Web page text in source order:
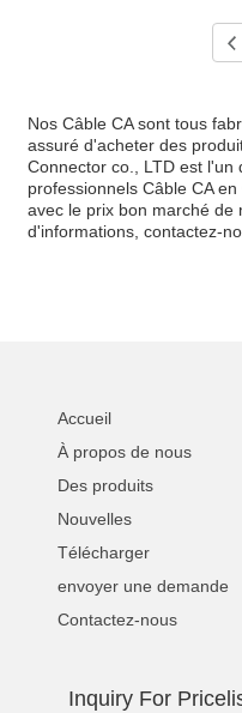
Nos Câble CA sont tous
assuré d'acheter des
Connector co., LTD est
professionnels Câble CA
avec le prix bon marché de
d'informations, contactez-
Accueil
À propos de nous
Des produits
Nouvelles
Télécharger
envoyer une demande
Contactez-nous
Inquiry For